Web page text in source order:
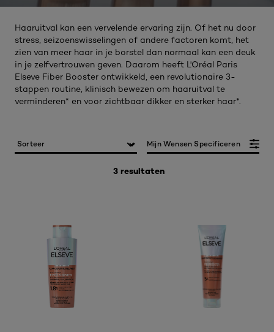
Haaruitval kan een vervelende ervaring zijn. Of het nu door
stress, seizoenswisselingen of andere factoren komt, het
zien van meer haar in je borstel dan normaal kan een deuk
in je zelfvertrouwen geven. Daarom heeft L'Oréal Paris
Elseve Fiber Booster ontwikkeld, een revolutionaire 3-
stappen routine, klinisch bewezen om haaruitval te
verminderen* en voor zichtbaar dikker en sterker haar*.
3 resultaten
Mijn Wensen Specificeren